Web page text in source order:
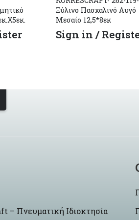
Ξύλινο Πασχαλινό Αυγό
Μεσαίο 12,5*8εκ
Sign in /
– Πνευματική Ιδιοκτησία